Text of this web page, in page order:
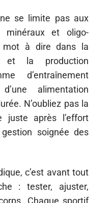
se limite pas aux
minéraux et oligo-
mot à dire dans la
et la production
d’entraînement
alimentation
N’oubliez pas la
juste après l’effort
soignée des
c’est avant tout
: tester, ajuster,
Chaque sportif